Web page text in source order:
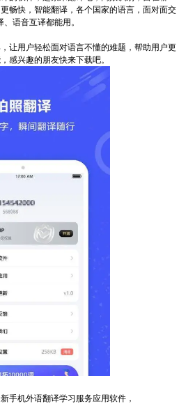
畅快，智能翻译，各个国家的语言，面对面交
语音互译都能用。
让用户轻松面对语言不懂的难题，帮助用户更
感兴趣的朋友快来下载吧。
手机外语翻译学习服务应用软件，